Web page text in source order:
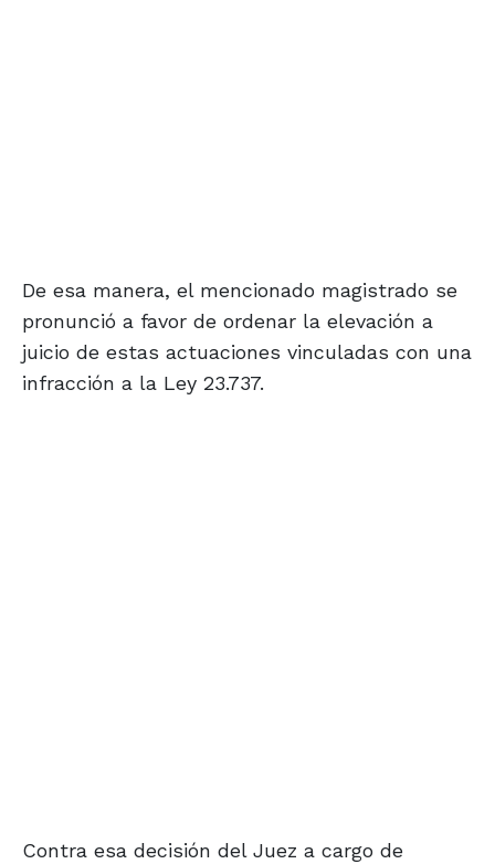
De esa manera, el mencionado magistrado se
pronunció a favor de ordenar la elevación a
juicio de estas actuaciones vinculadas con una
infracción a la Ley 23.737.
Contra esa decisión del Juez a cargo de